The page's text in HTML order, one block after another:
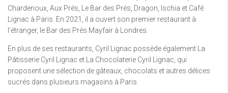
Chardenoux, Aux Prés, Le Bar des Prés, Dragon, Ischia et Café
Lignac à Paris. En 2021, il a ouvert son premier restaurant à
l’étranger, le Bar des Prés Mayfair à Londres.
En plus de ses restaurants, Cyril Lignac possède également La
Pâtisserie Cyril Lignac et La Chocolaterie Cyril Lignac, qui
proposent une sélection de gâteaux, chocolats et autres délices
sucrés dans plusieurs magasins à Paris.